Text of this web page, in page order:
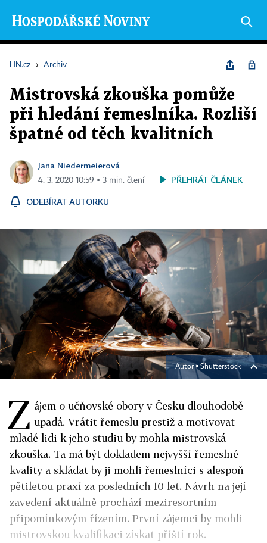
HN.cz › Archiv
Mistrovská zkouška pomůže
při hledání řemeslníka. Rozliší
špatné od těch kvalitních
Jana Niedermeierová
4. 3. 2020 10:59 ▪ 3 min. čtení PŘEHRÁT ČLÁNEK
ODEBÍRAT AUTORKU
Autor ▪ Shutterstock
Z ájem o učňovské obory v Česku dlouhodobě
upadá. Vrátit řemeslu prestiž a motivovat
mladé lidi k jeho studiu by mohla mistrovská
zkouška. Ta má být dokladem nejvyšší řemeslné
kvality a skládat by ji mohli řemeslníci s alespoň
pětiletou praxí za posledních 10 let. Návrh na její
zavedení aktuálně prochází meziresortním
připomínkovým řízením. První zájemci by mohli
mistrovskou kvalifikaci získat příští rok.